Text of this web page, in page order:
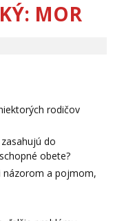
MOR
rodičov
do
obete?
názorom a pojmom,